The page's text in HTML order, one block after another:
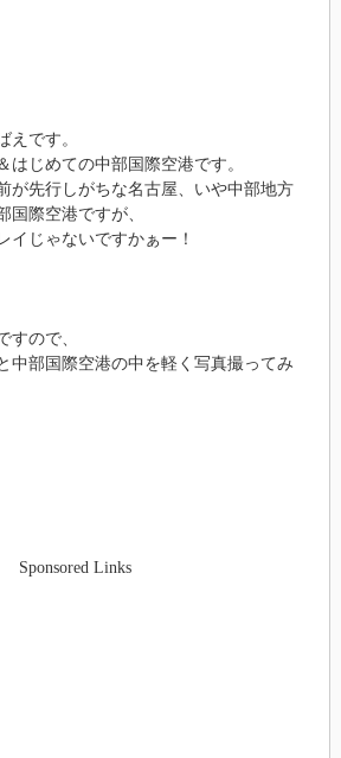
えです。
はじめての中部国際空港です。
が先行しがちな名古屋、いや中部地方
国際空港ですが、
イじゃないですかぁー！
すので、
中部国際空港の中を軽く写真撮ってみ
Sponsored Links